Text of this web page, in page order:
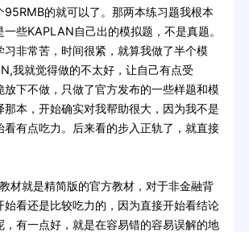
95RMB的就可以了。那两本练习题我根本
些KAPLAN自己出的模拟题，不是真题。
习非常苦，时间很紧，就算我做了半个模
我就觉得做的不太好，让自己有点受
放下不做，只做了官方发布的一些样题和模
那本，开始确实对我帮助很大，因为我不是
看有点吃力。后来看的步入正轨了，就直接
就是精简版的官方教材，对于非金融背
始看还是比较吃力的，因为直接开始看结论
，有一点好，就是在容易错的容易误解的地